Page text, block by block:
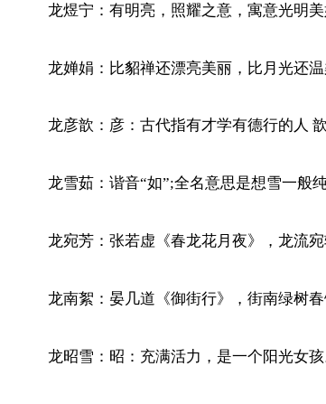
龙煜宁：有明亮，照耀之意，寓意光明
龙婵娟：比貂禅还漂亮美丽，比月光还
龙彦歆：彦：古代指有才学有德行的人
龙雪茹：谐音“如”;全名意思是想雪一般
龙宛芳：张若虚《春龙花月夜》，龙流
龙南絮：晏几道《御街行》，街南绿树春
龙昭雪：昭：充满活力，是一个阳光女